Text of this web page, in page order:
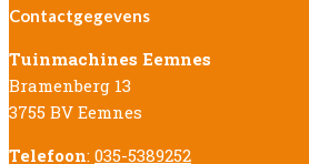
Contactgegevens
Tuinmachines Eemnes
Bramenberg 13
3755 BV Eemnes
Telefoon: 035-5389252